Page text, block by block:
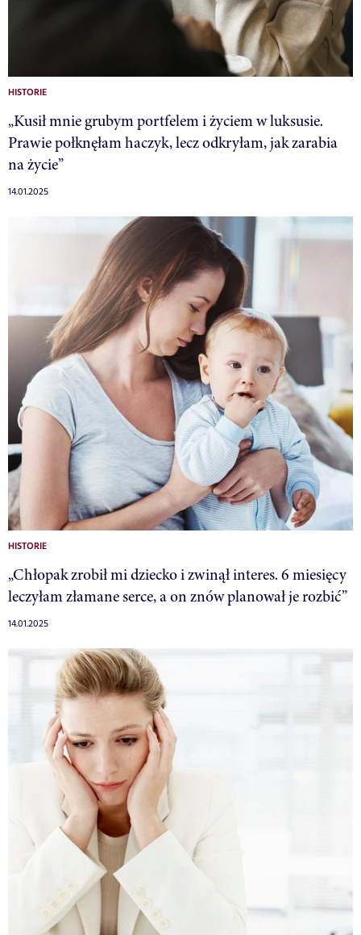
HISTORIE
„Kusił mnie grubym portfelem i życiem w luksusie.
Prawie połknęłam haczyk, lecz odkryłam, jak zarabia
na życie”
14.01.2025
HISTORIE
„Chłopak zrobił mi dziecko i zwinął interes. 6 miesięcy
leczyłam złamane serce, a on znów planował je rozbić”
14.01.2025